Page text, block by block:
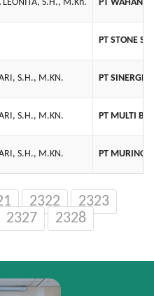
LEONITA, S.H., M.Kn. PT WAHANA
PT STONE
S.H., M.KN. PT SINERGI
S.H., M.KN. PT MULTI
S.H., M.KN. PT MURINO
2322
2323
2327
2328